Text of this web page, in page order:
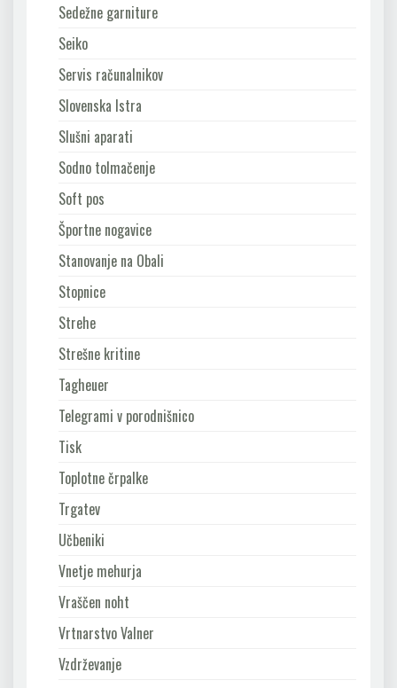
Sedežne garniture
Seiko
Servis računalnikov
Slovenska Istra
Slušni aparati
Sodno tolmačenje
Soft pos
Športne nogavice
Stanovanje na Obali
Stopnice
Strehe
Strešne kritine
Tagheuer
Telegrami v porodnišnico
Tisk
Toplotne črpalke
Trgatev
Učbeniki
Vnetje mehurja
Vraščen noht
Vrtnarstvo Valner
Vzdrževanje